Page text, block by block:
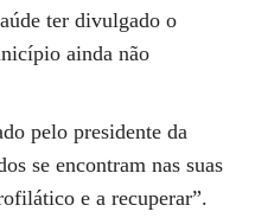
ter divulgado o
ainda não
pelo presidente da
se encontram nas suas
e a recuperar”.